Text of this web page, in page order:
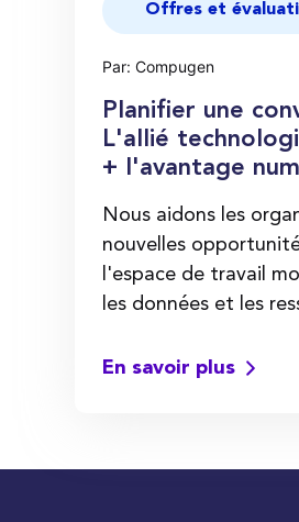
Offres et
Par: Compugen
Planifier une
L'allié
+ l'avantage
Nous aidons les
nouvelles
l'espace de travail
les données et les
En savoir plus